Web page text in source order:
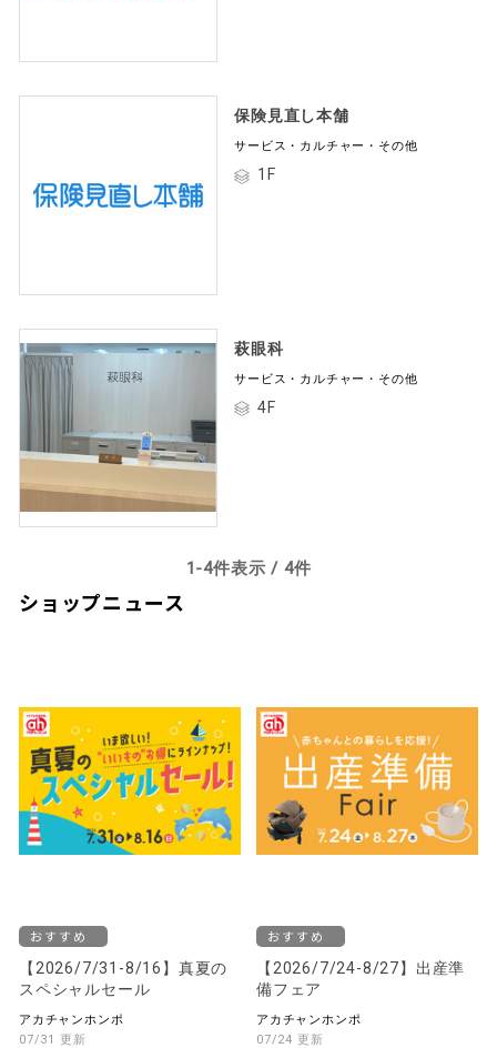
保険見直し本舗
サービス・カルチャー・その他
1F
萩眼科
サービス・カルチャー・その他
4F
1-4件表示 / 4件
ショップニュース
おすすめ
【2026/7/31-8/16】真夏の
スペシャルセール
アカチャンホンポ
07/31 更新
おすすめ
【2026/7/24-8/27】出産準
備フェア
アカチャンホンポ
07/24 更新